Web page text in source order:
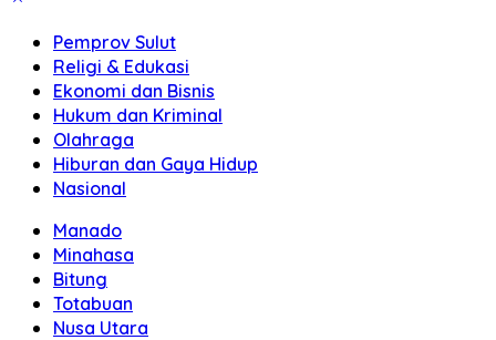
Pemprov Sulut
Religi & Edukasi
Ekonomi dan Bisnis
Hukum dan Kriminal
Olahraga
Hiburan dan Gaya Hidup
Nasional
Manado
Minahasa
Bitung
Totabuan
Nusa Utara